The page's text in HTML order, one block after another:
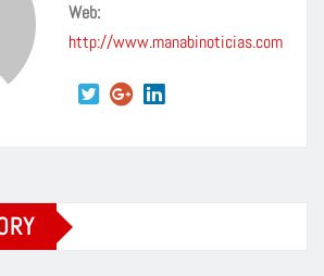
Web:
http://www.manabinoticias.com